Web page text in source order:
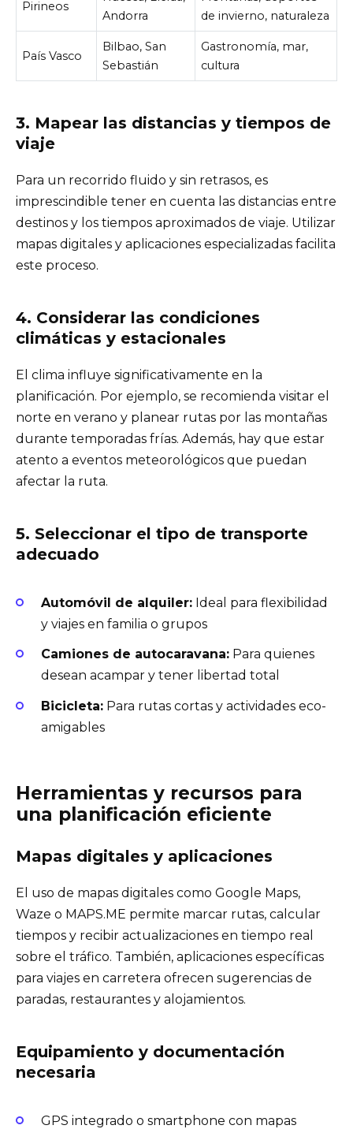
Pirineos
Andorra
de invierno, naturaleza
País Vasco
Bilbao, San
Sebastián
Gastronomía, mar,
cultura
3. Mapear las distancias y tiempos de
viaje
Para un recorrido fluido y sin retrasos, es
imprescindible tener en cuenta las distancias entre
destinos y los tiempos aproximados de viaje. Utilizar
mapas digitales y aplicaciones especializadas facilita
este proceso.
4. Considerar las condiciones
climáticas y estacionales
El clima influye significativamente en la
planificación. Por ejemplo, se recomienda visitar el
norte en verano y planear rutas por las montañas
durante temporadas frías. Además, hay que estar
atento a eventos meteorológicos que puedan
afectar la ruta.
5. Seleccionar el tipo de transporte
adecuado
Automóvil de alquiler: Ideal para flexibilidad
y viajes en familia o grupos
Camiones de autocaravana: Para quienes
desean acampar y tener libertad total
Bicicleta: Para rutas cortas y actividades eco-
amigables
Herramientas y recursos para
una planificación eficiente
Mapas digitales y aplicaciones
El uso de mapas digitales como Google Maps,
Waze o MAPS.ME permite marcar rutas, calcular
tiempos y recibir actualizaciones en tiempo real
sobre el tráfico. También, aplicaciones específicas
para viajes en carretera ofrecen sugerencias de
paradas, restaurantes y alojamientos.
Equipamiento y documentación
necesaria
GPS integrado o smartphone con mapas